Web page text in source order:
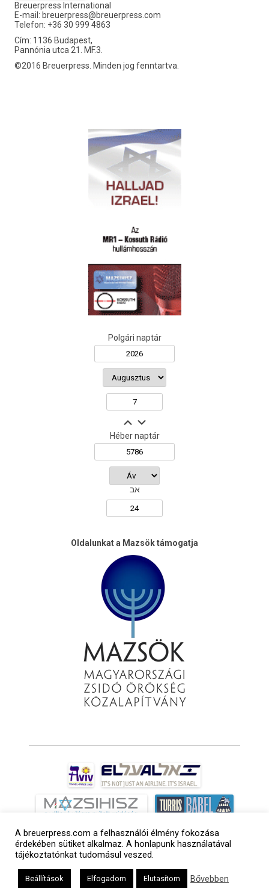
Breuerpress International
E-mail: breuerpress@breuerpress.com
Telefon: +36 30 999 4863
Cím: 1136 Budapest,
Pannónia utca 21. MF.3.
©2016 Breuerpress. Minden jog fenntartva.
Polgári naptár
Héber naptár
אב
Oldalunkat a Mazsök támogatja
A breuerpress.com a felhasználói élmény fokozása
érdekében sütiket alkalmaz. A honlapunk használatával
tájékoztatónkat tudomásul veszed.
Beállítások Elfogadom Elutasítom Bővebben